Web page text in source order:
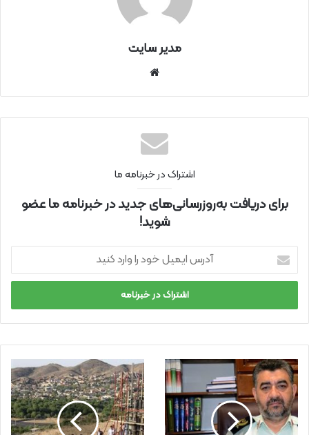
مدیر سایت
نتی
اشتراک در خبرنامه ما
برای دریافت به‌روزرسانی‌های جدید در خبرنامه ما عضو
شوید!
ر
ا
ی
ل
خ
و
د
ر